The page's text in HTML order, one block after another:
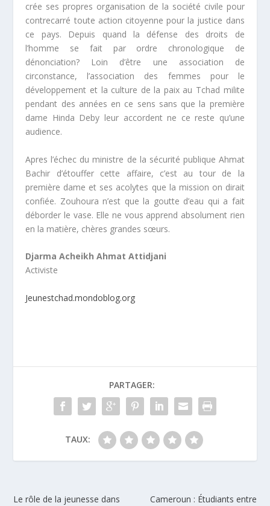
crée ses propres organisation de la société civile pour
contrecarré toute action citoyenne pour la justice dans
ce pays. Depuis quand la défense des droits de
l’homme se fait par ordre chronologique de
dénonciation? Loin d’être une association de
circonstance, l’association des femmes pour le
développement et la culture de la paix au Tchad milite
pendant des années en ce sens sans que la première
dame Hinda Deby leur accordent ne ce reste qu’une
audience.
Apres l’échec du ministre de la sécurité publique Ahmat
Bachir d’étouffer cette affaire, c’est au tour de la
première dame et ses acolytes que la mission on dirait
confiée. Zouhoura n’est que la goutte d’eau qui a fait
déborder le vase. Elle ne vous apprend absolument rien
en la matière, chères grandes sœurs.
Djarma Acheikh Ahmat Attidjani
Activiste
Jeunestchad.mondoblog.org
PARTAGER:
TAUX:
Le rôle de la jeunesse dans
Cameroun : Étudiants entre